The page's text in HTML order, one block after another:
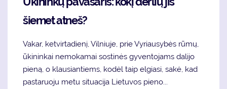
šiemet atneš?
Vakar, ketvirtadienį, Vilniuje, prie Vyriausybės rūmų,
ūkininkai nemokamai sostinės gyventojams dalijo
pieną, o klausiantiems, kodėl taip elgiasi, sakė, kad
pastaruoju metu situacija Lietuvos pieno...